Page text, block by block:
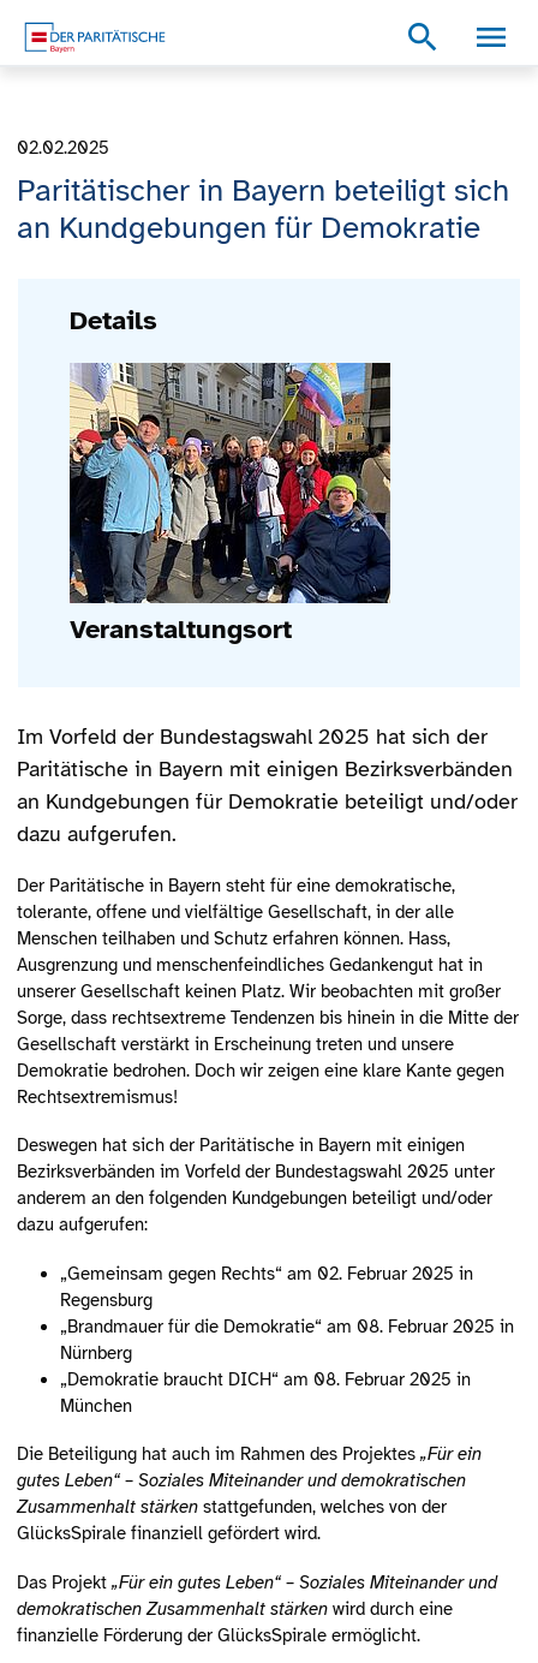
search
Paritätischer in Bayern beteiligt sich
an Kundgebungen für Demokratie
02.02.2025
Details
Veranstaltungsort
Im Vorfeld der Bundestagswahl 2025 hat sich der
Paritätische in Bayern mit einigen Bezirksverbänden
an Kundgebungen für Demokratie beteiligt und/oder
dazu aufgerufen.
Der Paritätische in Bayern steht für eine demokratische,
tolerante, offene und vielfältige Gesellschaft, in der alle
Menschen teilhaben und Schutz erfahren können. Hass,
Ausgrenzung und menschenfeindliches Gedankengut hat in
unserer Gesellschaft keinen Platz. Wir beobachten mit großer
Sorge, dass rechtsextreme Tendenzen bis hinein in die Mitte der
Gesellschaft verstärkt in Erscheinung treten und unsere
Demokratie bedrohen. Doch wir zeigen eine klare Kante gegen
Rechtsextremismus!
Deswegen hat sich der Paritätische in Bayern mit einigen
Bezirksverbänden im Vorfeld der Bundestagswahl 2025 unter
anderem an den folgenden Kundgebungen beteiligt und/oder
dazu aufgerufen:
„Gemeinsam gegen Rechts“ am 02. Februar 2025 in
Regensburg
„Brandmauer für die Demokratie“ am 08. Februar 2025 in
Nürnberg
„Demokratie braucht DICH“ am 08. Februar 2025 in
München
Die Beteiligung hat auch im Rahmen des Projektes „Für ein
gutes Leben“ – Soziales Miteinander und demokratischen
Zusammenhalt stärkenstattgefunden, welches von der
GlücksSpirale finanziell gefördert wird.
Das Projekt „Für ein gutes Leben“ – Soziales Miteinander und
demokratischen Zusammenhalt stärken wird durch eine
finanzielle Förderung der GlücksSpirale ermöglicht.